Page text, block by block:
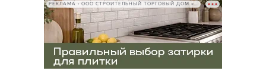
РЕКЛАМА • ООО СТРОИТЕЛЬНЫЙ ТОРГОВЫЙ ДОМ «ПЕТРОВИЧ», ИНН 7802348846